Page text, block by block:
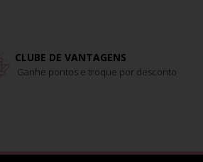
CLUBE DE VANTAGENS
Ganhe pontos e troque por desconto